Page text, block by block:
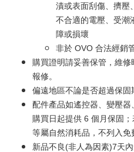
漬或表面刮傷、擠壓
不合適的電壓、受潮
障或損壞
非於 OVO 合法經銷
購買證明請妥善保管，維
報修。
偏遠地區不論是否超過保固
配件產品如遙控器、變壓
購買日起提供 6 個月保固
等屬自然消耗品，不列入免
新品不良(非人為因素)7天內